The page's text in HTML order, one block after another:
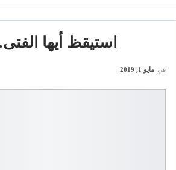
استيقظ أيها
في مايو 1, 2019